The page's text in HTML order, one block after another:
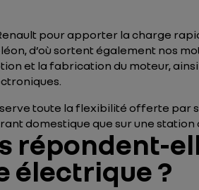
pour apporter la charge
d’où sortent également nos
et la fabrication du moteur,
toute la flexibilité offerte par
domestique que sur une station
répondent-
électrique ?